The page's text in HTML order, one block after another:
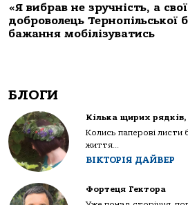
«Я вибрав не зручність, а
доброволець
бажання мобілізуватись
БЛОГИ
Кілька щирих
Колись паперові листи
життя...
ВІКТОРІЯ ДАЙВЕР
Фортеця Гектора